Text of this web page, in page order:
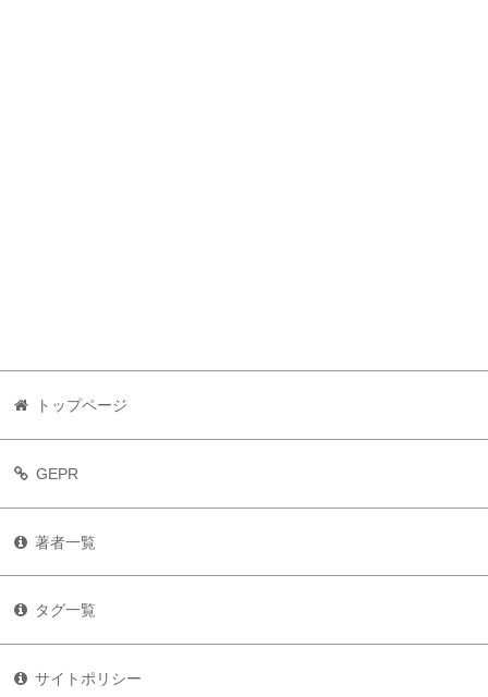
トップページ
GEPR
著者一覧
タグ一覧
サイトポリシー